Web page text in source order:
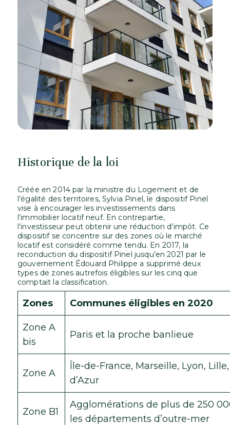
Historique de la loi
Créée en 2014 par la ministre du Logement et de
l’égalité des territoires, Sylvia Pinel, le dispositif Pinel
vise à encourager les investissements dans
l’immobilier locatif neuf. En contrepartie,
l’investisseur peut obtenir une réduction d’impôt. Ce
dispositif se concentre sur des zones où le marché
locatif est considéré comme tendu. En 2017, la
reconduction du dispositif Pinel jusqu’en 2021 par le
gouvernement Édouard Philippe a supprimé deux
types de zones autrefois éligibles sur les cinq que
comptait la classification.
Zones Communes éligibles en 2020
Zone A
bis
Paris et la proche banlieue
Zone A
Île-de-France, Marseille, Lyon,
d’Azur
Zone B1
Agglomérations de plus de 250
les départements d’outre-mer